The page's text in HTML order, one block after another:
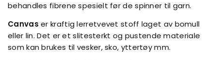
behandles fibrene spesielt før de spinner til garn.
Canvas er kraftig lerretvevet stoff laget av bomull
eller lin. Det er et slitesterkt og pustende materiale
som kan brukes til vesker, sko, yttertøy mm.